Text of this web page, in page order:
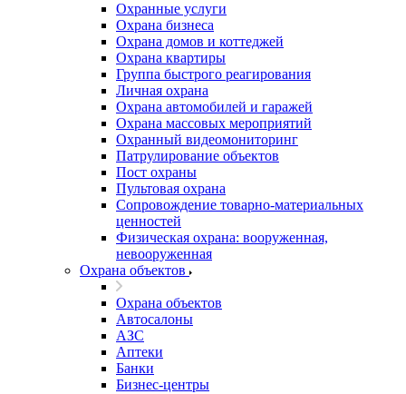
Охранные услуги
Охрана бизнеса
Охрана домов и коттеджей
Охрана квартиры
Группа быстрого реагирования
Личная охрана
Охрана автомобилей и гаражей
Охрана массовых мероприятий
Охранный видеомониторинг
Патрулирование объектов
Пост охраны
Пультовая охрана
Сопровождение товарно-материальных
ценностей
Физическая охрана: вооруженная,
невооруженная
Охрана объектов
Охрана объектов
Автосалоны
АЗС
Аптеки
Банки
Бизнес-центры